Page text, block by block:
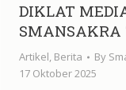
DIKLAT
SMANSAKRA
Artikel, Berita By
17 Oktober 2025